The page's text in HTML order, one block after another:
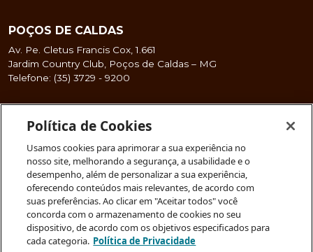
POÇOS DE CALDAS
Av. Pe. Cletus Francis Cox, 1.661
Jardim Country Club, Poços de Caldas – MG
Telefone: (35) 3729 - 9200
SÃO GABRIEL
Rua Walter Ianni, 255
São Gabriel - Belo Horizonte - MG
Telefone: (31) 3319-4444
SERRO
Praça João Pessoa, 74
Centro – Serro/MG
Política de Cookies
Usamos cookies para aprimorar a sua experiência no
nosso site, melhorando a segurança, a usabilidade e o
desempenho, além de personalizar a sua experiência,
oferecendo conteúdos mais relevantes, de acordo com
suas preferências. Ao clicar em "Aceitar todos" você
concorda com o armazenamento de cookies no seu
dispositivo, de acordo com os objetivos especificados para
cada categoria. Política de Privacidade